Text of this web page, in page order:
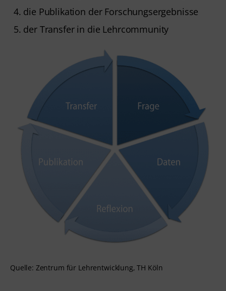
die Publikation der Forschungsergebnisse
der Transfer in die Lehrcommunity
Quelle: Zentrum für Lehrentwicklung, TH Köln